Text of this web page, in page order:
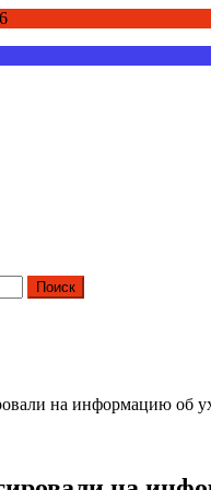
на информацию об